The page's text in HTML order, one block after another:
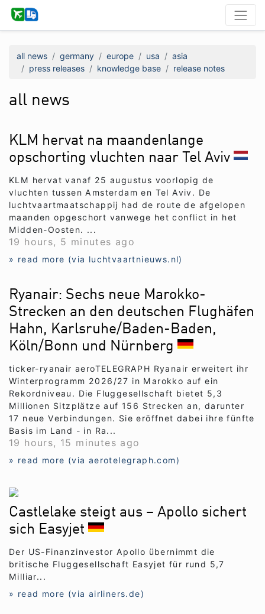
all news germany europe usa
asia
press releases
knowledge base release notes
all news
KLM hervat na maandenlange
opschorting vluchten naar Tel Aviv
KLM hervat vanaf 25 augustus voorlopig de
vluchten tussen Amsterdam en Tel Aviv. De
luchtvaartmaatschappij had de route de afgelopen
maanden opgeschort vanwege het conflict in het
Midden-Oosten. ...
19 hours, 5 minutes ago
» read more (via luchtvaartnieuws.nl)
Ryanair: Sechs neue Marokko-
Strecken an den deutschen Flughäfen
Hahn, Karlsruhe/Baden-Baden,
Köln/Bonn und Nürnberg
ticker-ryanair aeroTELEGRAPH Ryanair erweitert ihr
Winterprogramm 2026/27 in Marokko auf ein
Rekordniveau. Die Fluggesellschaft bietet 5,3
Millionen Sitzplätze auf 156 Strecken an, darunter
17 neue Verbindungen. Sie eröffnet dabei ihre fünfte
Basis im Land - in Ra...
19 hours, 15 minutes ago
» read more (via aerotelegraph.com)
Castlelake steigt aus – Apollo sichert
sich Easyjet
Der US-Finanzinvestor Apollo übernimmt die
britische Fluggesellschaft Easyjet für rund 5,7
Milliar...
» read more (via airliners.de)